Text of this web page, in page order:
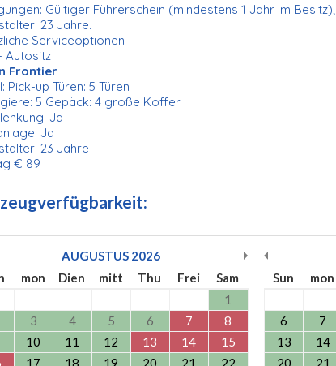
Gültiger Führerschein (mindestens 1 Jahr im Besitz);
23 Jahre.
Serviceoptionen
Autositz
Frontier
Pick-up Türen: 5 Türen
5 Gepäck: 4 große Koffer
Ja
Ja
23 Jahre
€ 89
AUGUSTUS 2026
mon Dien mitt Thu Frei
Sam
1
3 4 5 6 7
8
10 11 12 13 14
15
17 18 19 20 21
22
Sun
mon
6
7
13
14
20
21